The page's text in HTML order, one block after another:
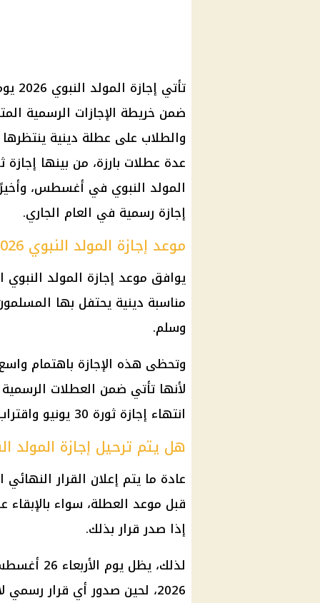
ضمن خريطة الإجازات الرسمية
إجازة رسمية في العام الجاري.
موعد إجازة المولد النبوي 2026
مناسبة دينية يحتفل بها
وسلم.
وتحظى هذه الإجازة باهتمام
لأنها تأتي ضمن العطلات
انتهاء إجازة ثورة 30 يونيو واقتراب إجازة ثورة 23 يوليو.
هل يتم ترحيل إجازة المولد
عادة ما يتم إعلان القرار
قبل موعد العطلة، سواء
إذا صدر قرار بذلك.
لذلك،
2026، لحين صدور أي قرار